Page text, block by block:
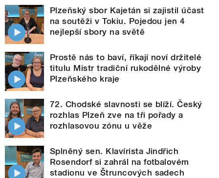
Plzeňský sbor Kajetán si zajistil účast
na soutěži v Tokiu. Pojedou jen 4
nejlepší sbory na světě
Prostě nás to baví, říkají noví držitelé
titulu Mistr tradiční rukodělné výroby
Plzeňského kraje
72. Chodské slavnosti se blíží. Český
rozhlas Plzeň zve na tři pořady a
rozhlasovou zónu u věže
Splněný sen. Klavírista Jindřich
Rosendorf si zahrál na fotbalovém
stadionu ve Štruncových sadech